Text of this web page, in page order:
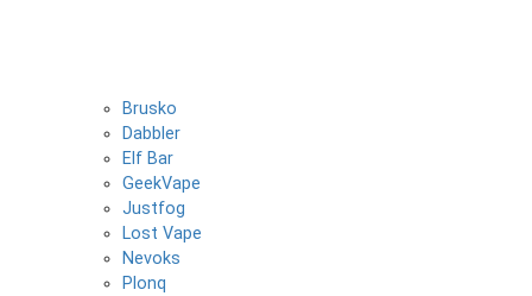
Brusko
Dabbler
Elf Bar
GeekVape
Justfog
Lost Vape
Nevoks
Plonq